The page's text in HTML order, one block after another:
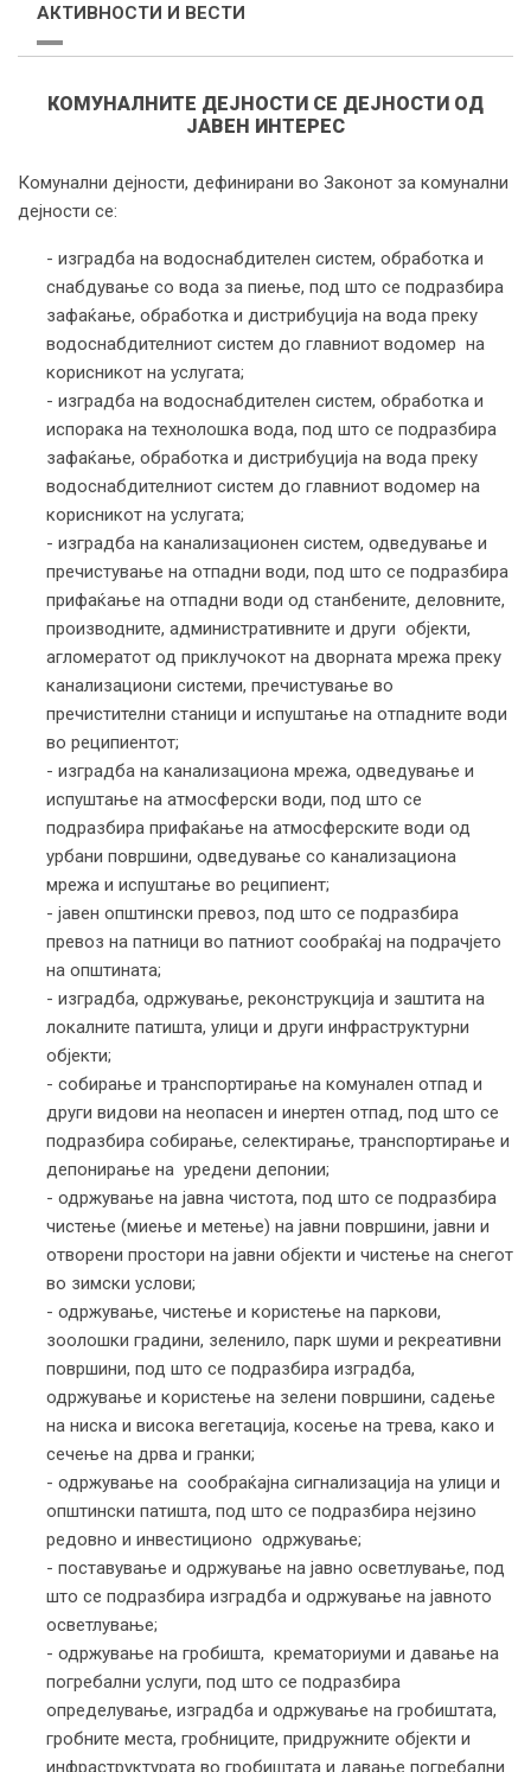
АКТИВНОСТИ И ВЕСТИ
КОМУНАЛНИТЕ ДЕЈНОСТИ СЕ ДЕЈНОСТИ ОД
ЈАВЕН ИНТЕРЕС
Комунални дејности, дефинирани во Законот за комунални
дејности се:
- изградба на водоснабдителен систем, обработка и
снабдување со вода за пиење, под што се подразбира
зафаќање, обработка и дистрибуција на вода преку
водоснабдителниот систем до главниот водомер на
корисникот на услугата;
- изградба на водоснабдителен систем, обработка и
испорака на технолошка вода, под што се подразбира
зафаќање, обработка и дистрибуција на вода преку
водоснабдителниот систем до главниот водомер на
корисникот на услугата;
- изградба на канализационен систем, одведување и
пречистување на отпадни води, под што се подразбира
прифаќање на отпадни води од станбените, деловните,
производните, административните и други објекти,
агломератот од приклучокот на дворната мрежа преку
канализациони системи, пречистување во
пречистителни станици и испуштање на отпадните води
во реципиентот;
- изградба на канализациона мрежа, одведување и
испуштање на атмосферски води, под што се
подразбира прифаќање на атмосферските води од
урбани површини, одведување со канализациона
мрежа и испуштање во реципиент;
- јавен општински превоз, под што се подразбира
превоз на патници во патниот сообраќај на подрачјето
на општината;
- изградба, одржување, реконструкција и заштита на
локалните патишта, улици и други инфраструктурни
објекти;
- собирање и транспортирање на комунален отпад и
други видови на неопасен и инертен отпад, под што се
подразбира собирање, селектирање, транспортирање и
депонирање на уредени депонии;
- одржување на јавна чистота, под што се подразбира
чистење (миење и метење) на јавни површини, јавни и
отворени простори на јавни објекти и чистење на снегот
во зимски услови;
- одржување, чистење и користење на паркови,
зоолошки градини, зеленило, парк шуми и рекреативни
површини, под што се подразбира изградба,
одржување и користење на зелени површини, садење
на ниска и висока вегетација, косење на трева, како и
сечење на дрва и гранки;
- одржување на сообраќајна сигнализација на улици и
општински патишта, под што се подразбира нејзино
редовно и инвестиционо одржување;
- поставување и одржување на јавно осветлување, под
што се подразбира изградба и одржување на јавното
осветлување;
- одржување на гробишта, крематориуми и давање на
погребални услуги, под што се подразбира
определување, изградба и одржување на гробиштата,
гробните места, гробниците, придружните објекти и
инфраструктурата во гробиштата и давање погребални